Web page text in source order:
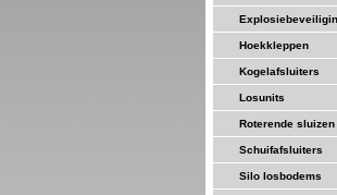
Hoekkleppen
Kogelafsluiters
Losunits
Roterende sluizen
Schuifafsluiters
Silo losbodems